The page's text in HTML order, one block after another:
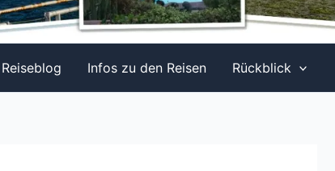
Reiseblog Infos zu den Reisen Rückblick